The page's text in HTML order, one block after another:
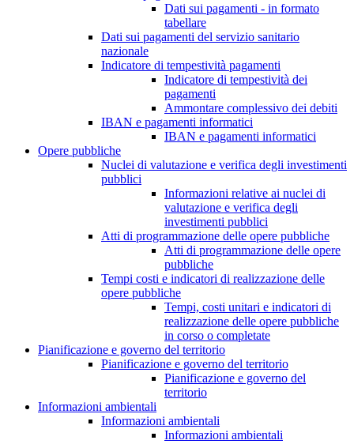
Dati sui pagamenti - in formato
tabellare
Dati sui pagamenti del servizio sanitario
nazionale
Indicatore di tempestività pagamenti
Indicatore di tempestività dei
pagamenti
Ammontare complessivo dei debiti
IBAN e pagamenti informatici
IBAN e pagamenti informatici
Opere pubbliche
Nuclei di valutazione e verifica degli investimenti
pubblici
Informazioni relative ai nuclei di
valutazione e verifica degli
investimenti pubblici
Atti di programmazione delle opere pubbliche
Atti di programmazione delle opere
pubbliche
Tempi costi e indicatori di realizzazione delle
opere pubbliche
Tempi, costi unitari e indicatori di
realizzazione delle opere pubbliche
in corso o completate
Pianificazione e governo del territorio
Pianificazione e governo del territorio
Pianificazione e governo del
territorio
Informazioni ambientali
Informazioni ambientali
Informazioni ambientali